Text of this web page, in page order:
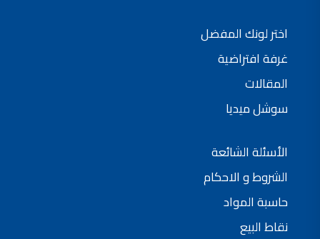
اختر لونك المفضل
غرفة افتراضية
المقالات
سوشل ميديا
الأسئلة الشائعة
الشروط و الاحكام
حاسبة المواد
نقاط البيع